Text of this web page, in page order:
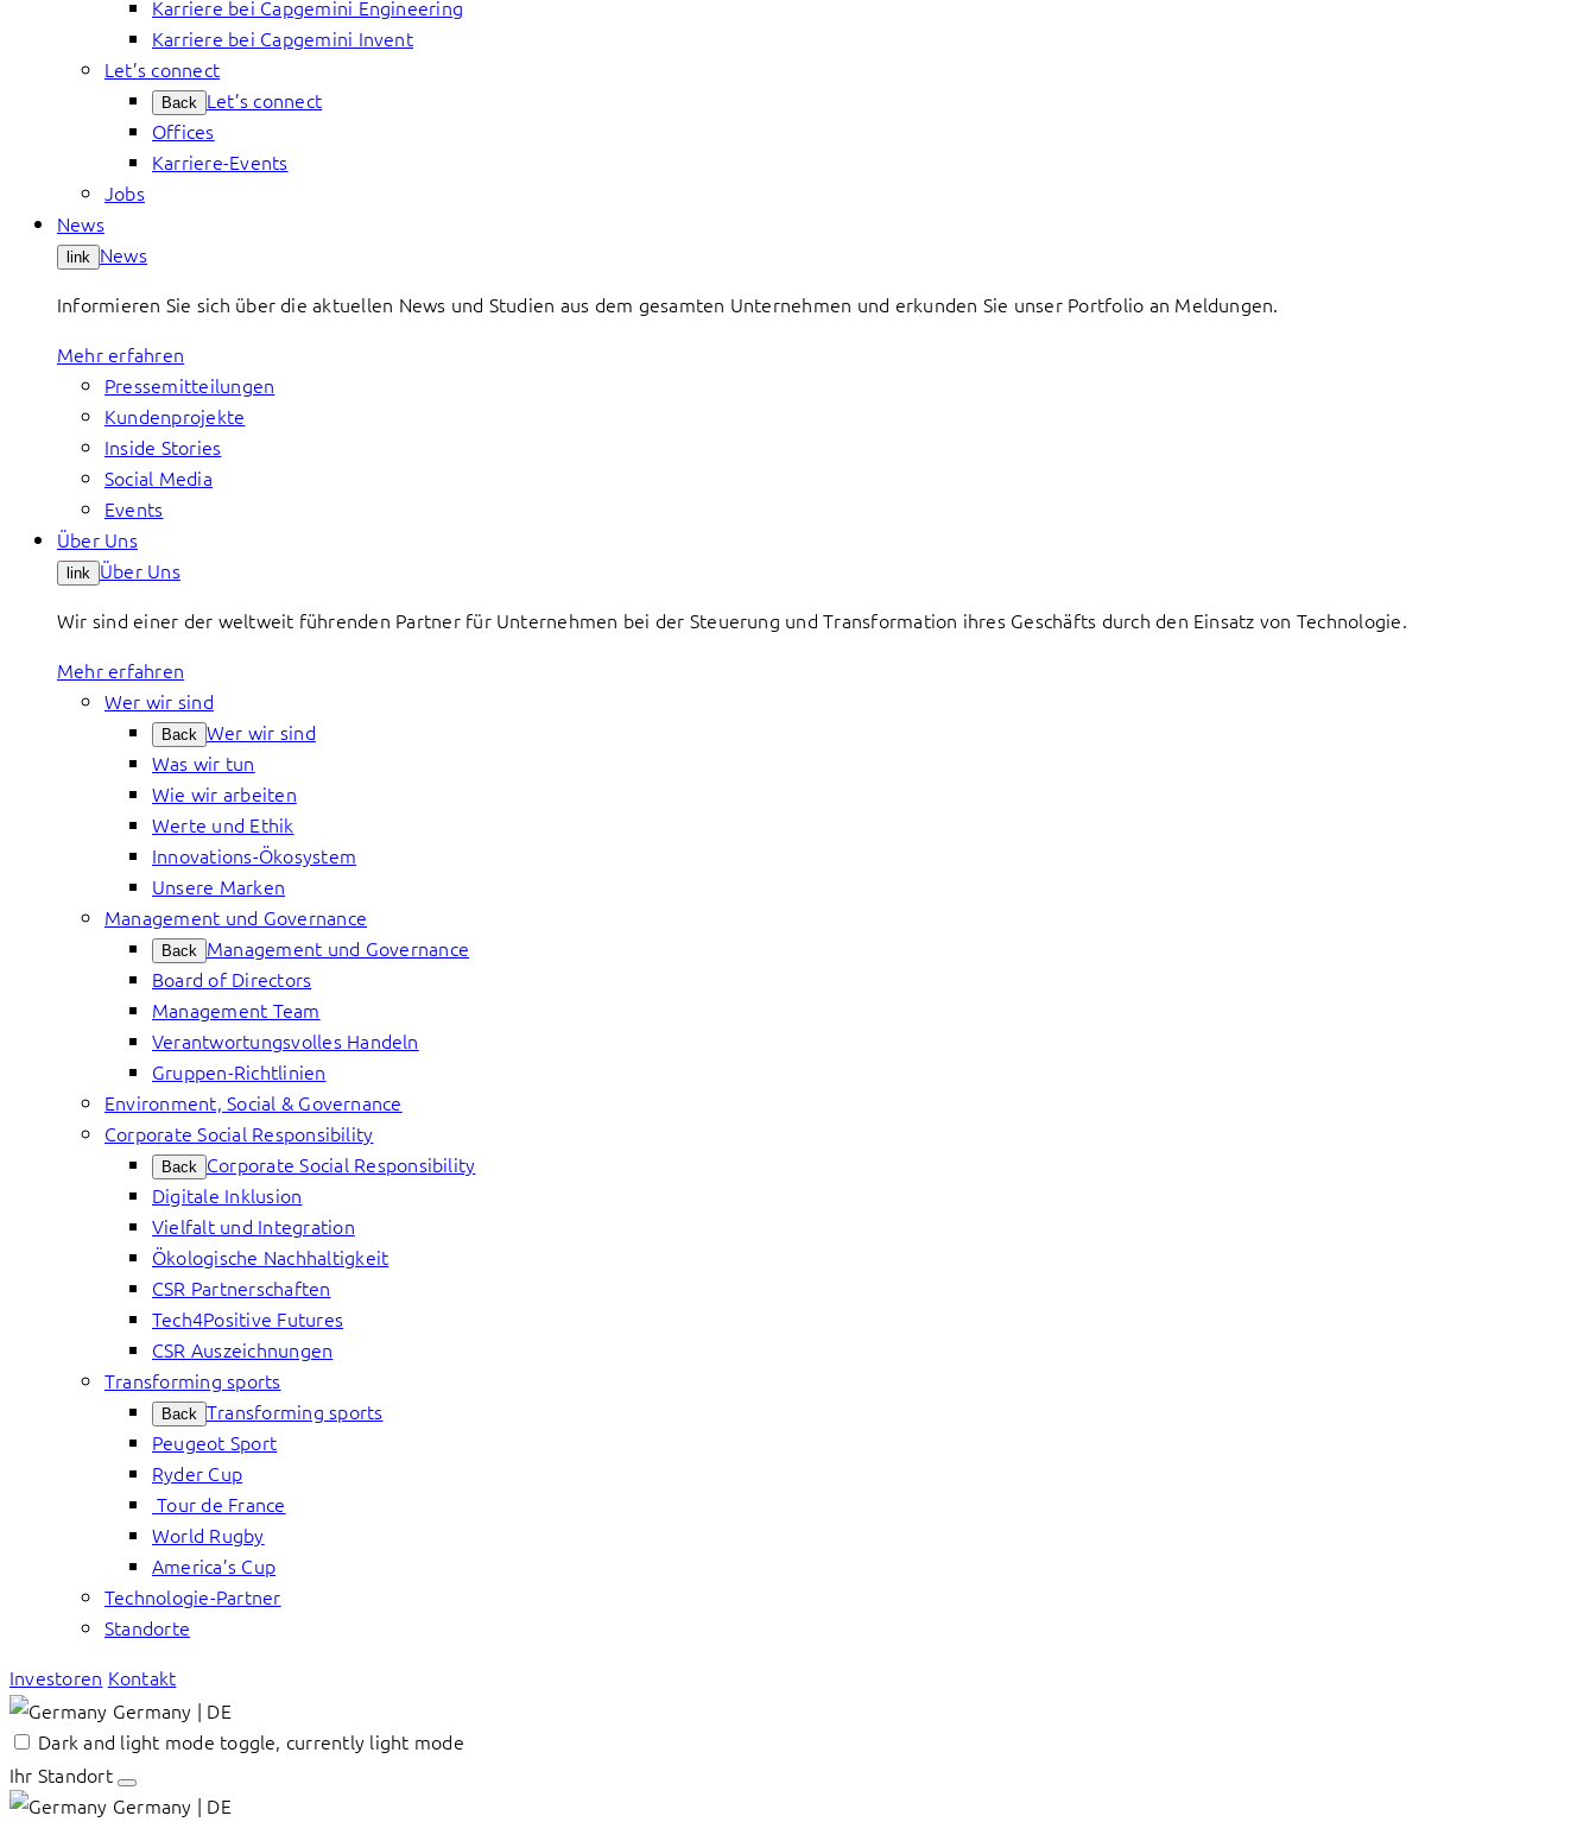
Karriere bei Capgemini Engineering
Karriere bei Capgemini Invent
Let’s connect
Back Let’s connect
Offices
Karriere-Events
Jobs
News
link News
Informieren Sie sich über die aktuellen News und Studien aus dem gesamten Unternehmen und erkunden Sie unser Portfolio an Meldungen.
Mehr erfahren
Pressemitteilungen
Kundenprojekte
Inside Stories
Social Media
Events
Über Uns
link Über Uns
Wir sind einer der weltweit führenden Partner für Unternehmen bei der Steuerung und Transformation ihres Geschäfts durch den Einsatz von Technologie.
Mehr erfahren
Wer wir sind
Back Wer wir sind
Was wir tun
Wie wir arbeiten
Werte und Ethik
Innovations-Ökosystem
Unsere Marken
Management und Governance
Back Management und Governance
Board of Directors
Management Team
Verantwortungsvolles Handeln
Gruppen-Richtlinien
Environment, Social & Governance
Corporate Social Responsibility
Back Corporate Social Responsibility
Digitale Inklusion
Vielfalt und Integration
Ökologische Nachhaltigkeit
CSR Partnerschaften
Tech4Positive Futures
CSR Auszeichnungen
Transforming sports
Back Transforming sports
Peugeot Sport
Ryder Cup
Tour de France
World Rugby
America’s Cup
Technologie-Partner
Standorte
Investoren Kontakt
Germany | DE
Dark and light mode toggle, currently light mode
Ihr Standort
Germany | DE